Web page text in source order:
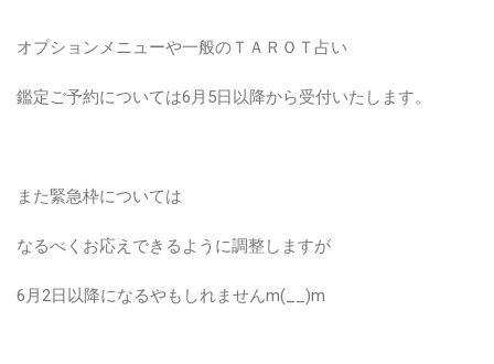
オプションメニューや一般のＴＡＲＯＴ占い
鑑定ご予約については6月5日以降から受付いたします。
また緊急枠については
なるべくお応えできるように調整しますが
6月2日以降になるやもしれませんm(__)m